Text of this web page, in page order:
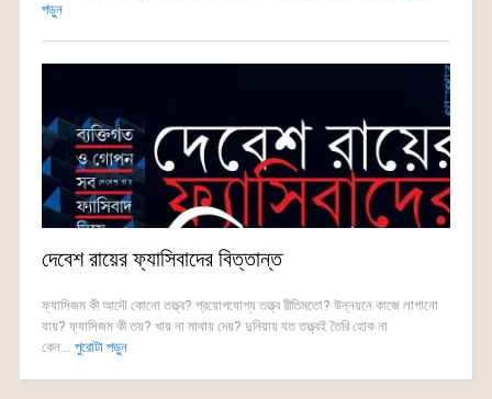
পড়ুন
দেবেশ রায়ের ফ্যাসিবাদের বিত্তান্ত
ফ্যাসিজম কী আদৌ কোনো তত্ত্ব? প্রয়োগযোগ্য তত্ত্ব রীতিমতো? উন্নয়নে কাজে লাগানো
যায়? ফ্যাসিজম কী তয়? খায় না মাথায় দেয়? দুনিয়ায় যত তত্ত্বই তৈরি হোক না
কেন... পুরোটা পড়ুন